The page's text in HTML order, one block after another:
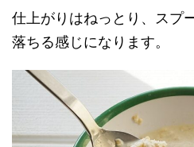
仕上がりはねっとり、スプ
落ちる感じになります。